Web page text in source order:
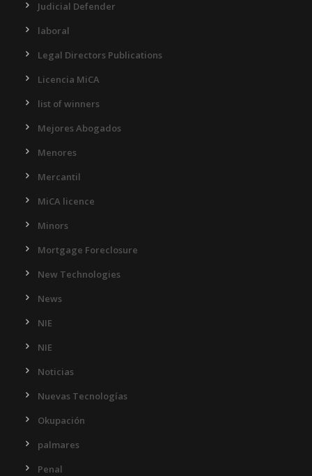
Judicial Defender
laboral
Legal Directors Publications
Licencia MiCA
list of winners
Mejores Abogados
Menores
Mercantil
MiCA licence
Minors
Mortgage Foreclosure
New Technologies
News
NIE
NIE
Noticias
Nuevas Tecnologías
Okupación
palmares
Penal